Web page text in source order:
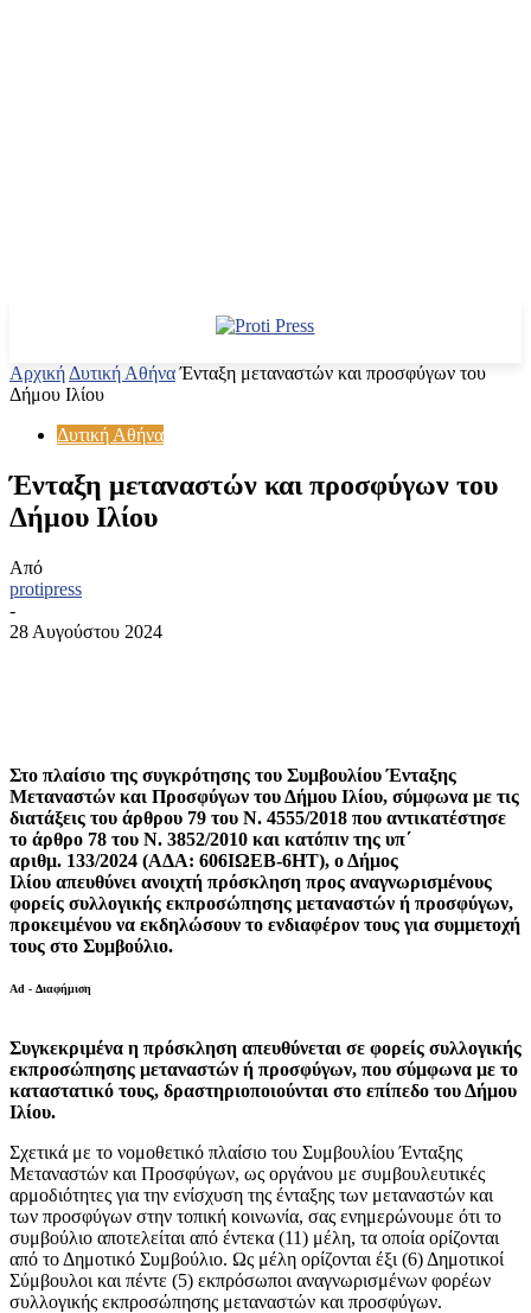
Αρχική Δυτική Αθήνα Ένταξη μεταναστών και προσφύγων του
Δήμου Ιλίου
Δυτική Αθήνα
Ένταξη μεταναστών και προσφύγων του
Δήμου Ιλίου
Από
protipress
-
28 Αυγούστου 2024
Στο πλαίσιο της συγκρότησης του Συμβουλίου Ένταξης
Μεταναστών και Προσφύγων του Δήμου Ιλίου, σύμφωνα με τις
διατάξεις του άρθρου 79 του Ν. 4555/2018 που αντικατέστησε
το άρθρο 78 του Ν. 3852/2010 και κατόπιν της υπ΄
αριθμ. 133/2024 (ΑΔΑ: 606ΙΩΕΒ-6ΗΤ), ο Δήμος
Ιλίου απευθύνει ανοιχτή πρόσκληση προς αναγνωρισμένους
φορείς συλλογικής εκπροσώπησης μεταναστών ή προσφύγων,
προκειμένου να εκδηλώσουν το ενδιαφέρον τους για συμμετοχή
τους στο Συμβούλιο.
Ad - Διαφήμιση
Συγκεκριμένα η πρόσκληση απευθύνεται σε φορείς συλλογικής
εκπροσώπησης μεταναστών ή προσφύγων, που σύμφωνα με το
καταστατικό τους, δραστηριοποιούνται στο επίπεδο του Δήμου
Ιλίου.
Σχετικά με το νομοθετικό πλαίσιο του Συμβουλίου Ένταξης
Μεταναστών και Προσφύγων, ως οργάνου με συμβουλευτικές
αρμοδιότητες για την ενίσχυση της ένταξης των μεταναστών και
των προσφύγων στην τοπική κοινωνία, σας ενημερώνουμε ότι το
συμβούλιο αποτελείται από έντεκα (11) μέλη, τα οποία ορίζονται
από το Δημοτικό Συμβούλιο. Ως μέλη ορίζονται έξι (6) Δημοτικοί
Σύμβουλοι και πέντε (5) εκπρόσωποι αναγνωρισμένων φορέων
συλλογικής εκπροσώπησης μεταναστών και προσφύγων.